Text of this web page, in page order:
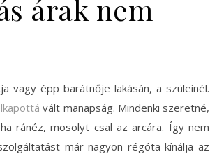
árak nem
vagy épp barátnője lakásán, a szüleinél.
vált manapság. Mindenki szeretné,
ránéz, mosolyt csal az arcára. Így nem
már nagyon régóta kínálja az